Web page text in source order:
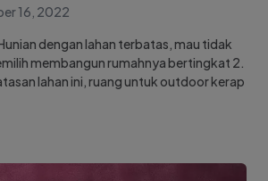
16, 2022
dengan lahan terbatas, mau tidak
membangun rumahnya bertingkat 2.
lahan ini, ruang untuk outdoor kerap